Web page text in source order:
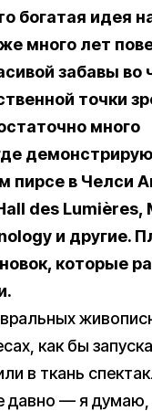
богатая идея
много лет
забавы во
точки
много
пирсе в Челси
des Lumières,
и другие.
которые
как бы
в ткань
давно — я думаю,